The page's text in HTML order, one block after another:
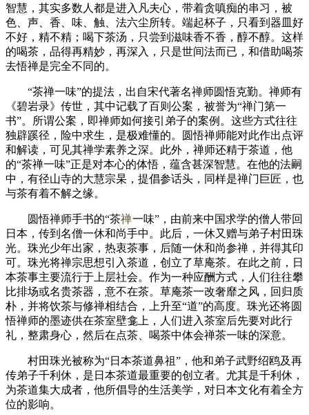
智慧，其实多数人都是进入凡夫心，带着贪嗔痴的串习，被
色、声、香、味、触、法六尘所转。端起杯子，只看到器皿好
不好，精不精；喝下茶汤，只尝到滋味香不香，醇不醇。这样
的喝茶，品得再精妙，再深入，只是世间法而已，和借助喝茶
去悟禅是完全不同的。
“茶禅一味”的提法，出自宋代著名禅师圆悟克勤。禅师有
《碧岩录》传世，其中记载了百则公案，被誉为“禅门第一
书”。所谓公案，即禅师如何接引弟子的案例。这些方式往往
独辟蹊径，险中求生，是极难懂的。圆悟禅师能对此作出点评
和解读，可见其禅学素养之深。此外，禅师还精于茶道，他
的“茶禅一味”正是对本心的体悟，蕴含甚深智慧。在他的法嗣
中，有径山寺的大慧宗杲，提倡参话头，同样是禅门巨匠，也
与茶有着不解之缘。
圆悟禅师手书的“茶禅一味”，由前来中国求学的僧人带回
日本，传到名僧一休和尚手中。此后，一休又赠与弟子村田珠
光。珠光少年出家，热衷茶事，后随一休和尚参禅，并得其印
可。珠光将禅宗思想引入茶道，创立了草庵茶。在此之前，日
本茶事主要流行于上层社会。作为一种应酬方式，人们往往攀
比排场或名贵茶器，意不在茶。草庵茶一改奢靡之风，回归质
朴，并将饮茶与修禅相结合，上升至“道”的高度。珠光还将圆
悟禅师的墨迹供在茶室壁龛上，人们进入茶室后先要对此行
礼，整肃身心，然后在点茶、喝茶中体会禅茶一味的深意。
村田珠光被称为“日本茶道鼻祖”，他和弟子武野绍鸥及再
传弟子千利休，是日本茶道最重要的创立者。尤其是千利休，
为茶道集大成者，他所倡导的生活美学，对日本文化有着全方
位的影响。